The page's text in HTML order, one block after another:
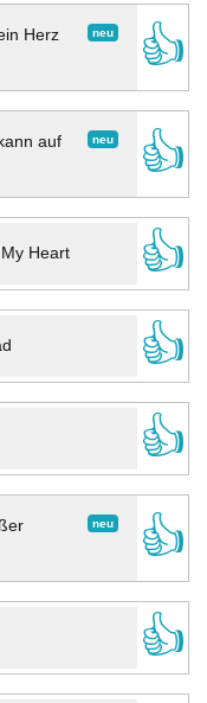
neu
Herz
👍
neu
auf
👍
Heart
👍
👍
👍
neu
👍
👍